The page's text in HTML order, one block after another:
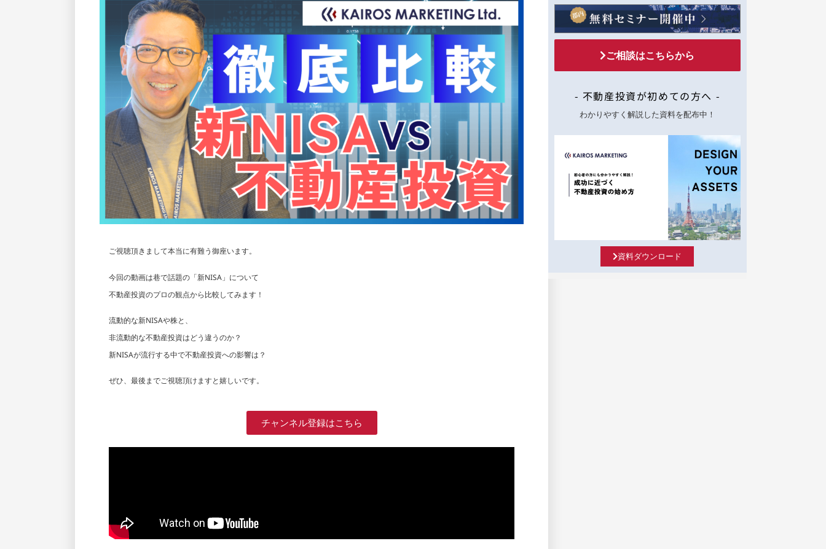
ご視聴頂きまして本当に有難う御座います。
今回の動画は巷で話題の「新NISA」について
不動産投資のプロの観点から比較してみます！
流動的な新NISAや株と、
非流動的な不動産投資はどう違うのか？
新NISAが流行する中で不動産投資への影響は？
ぜひ、最後までご視聴頂けますと嬉しいです。
チャンネル登録はこちら
ご相談はこちらから
- 不動産投資が初めての方へ -
わかりやすく解説した資料を配布中！
資料ダウンロード